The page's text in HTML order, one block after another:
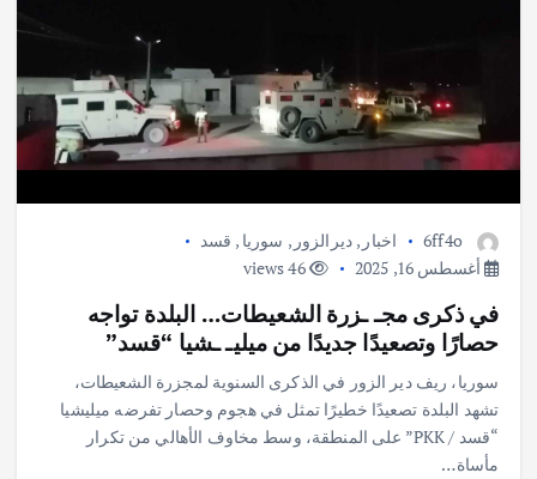
6ff4o اخبار , ديرالزور , سوريا , قسد
أغسطس 16, 2025
46 views
في ذكرى مجـ ـزرة الشعيطات… البلدة تواجه
حصارًا وتصعيدًا جديدًا من ميليـ ـشيا “قسد”
سوريا، ريف دير الزور في الذكرى السنوية لمجزرة الشعيطات،
تشهد البلدة تصعيدًا خطيرًا تمثل في هجوم وحصار تفرضه ميليشيا
“قسد / PKK” على المنطقة، وسط مخاوف الأهالي من تكرار
مأساة…